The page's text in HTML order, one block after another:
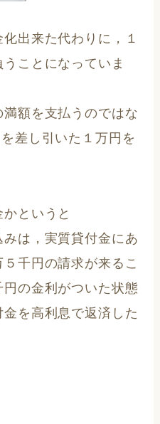
出来た代わりに，１
ことになっていま
額を支払うのではな
差し引いた１万円を
というと
は，実質貸付金にあ
千円の請求が来るこ
の金利がついた状態
を高利息で返済した